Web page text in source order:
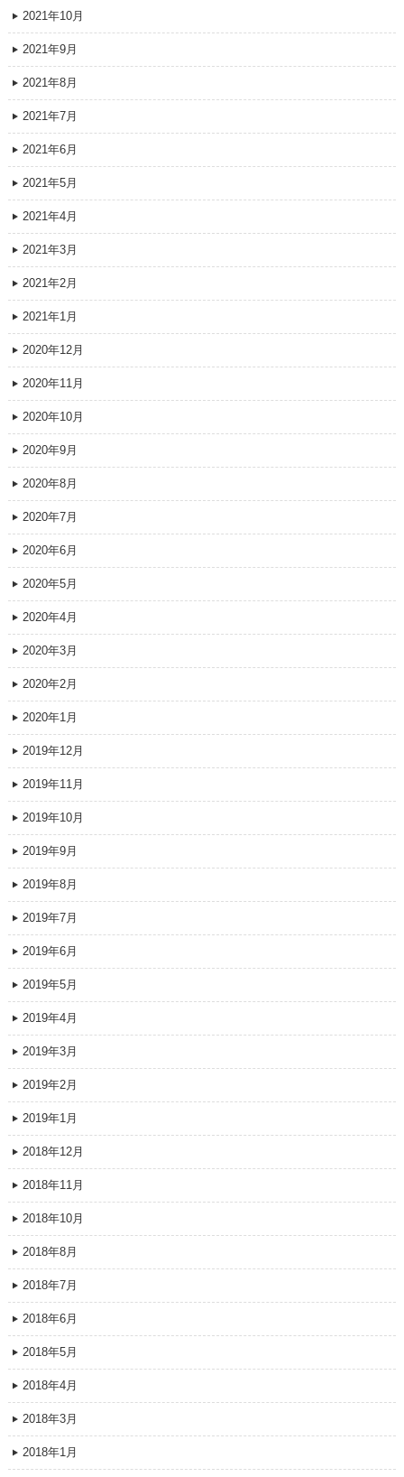
2021年10月
2021年9月
2021年8月
2021年7月
2021年6月
2021年5月
2021年4月
2021年3月
2021年2月
2021年1月
2020年12月
2020年11月
2020年10月
2020年9月
2020年8月
2020年7月
2020年6月
2020年5月
2020年4月
2020年3月
2020年2月
2020年1月
2019年12月
2019年11月
2019年10月
2019年9月
2019年8月
2019年7月
2019年6月
2019年5月
2019年4月
2019年3月
2019年2月
2019年1月
2018年12月
2018年11月
2018年10月
2018年8月
2018年7月
2018年6月
2018年5月
2018年4月
2018年3月
2018年1月